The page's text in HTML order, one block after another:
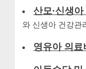
산모·신생
와 신생아 건강관
영유아 의료